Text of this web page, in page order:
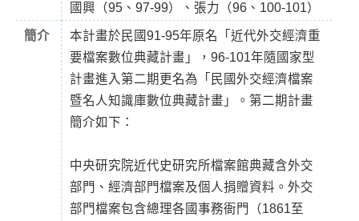
國興（95、97-99）、張力（96、100-101）
簡介
本計畫於民國91-95年原名「近代外交經濟重
要檔案數位典藏計畫」，96-101年隨國家型
計畫進入第二期更名為「民國外交經濟檔案
暨名人知識庫數位典藏計畫」。第二期計畫
簡介如下：
中央研究院近代史研究所檔案館典藏含外交
部門、經濟部門檔案及個人捐贈資料。外交
部門檔案包含總理各國事務衙門（1861至